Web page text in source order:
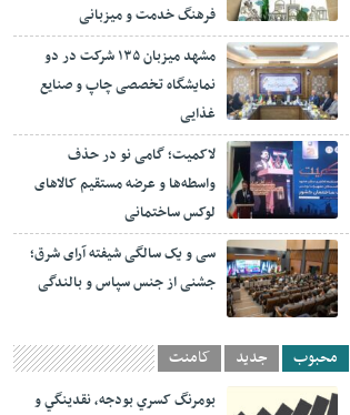
فرهنگ خدمت و میزبانی
مشهد میزبان ۱۳۵ شرکت در دو
نمایشگاه تخصصی چاپ و صنایع
غذایی
لاکمیت؛ گامی نو در حذف
واسطه‌ها و عرضه مستقیم کالاهای
لوکس ساختمانی
سی و یک سالگی شیفته آرای شرق؛
جشنی از جنس سپاس و بالندگی
محبوب جدید کامنت
بومرنگ کسري بودجه، نقدينگي و